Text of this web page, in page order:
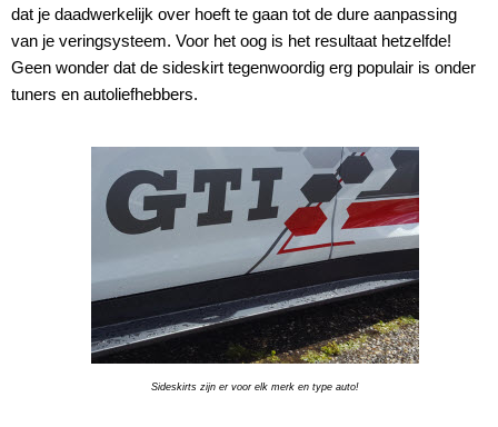
dat je daadwerkelijk over hoeft te gaan tot de dure aanpassing
van je veringsysteem. Voor het oog is het resultaat hetzelfde!
Geen wonder dat de sideskirt tegenwoordig erg populair is onder
tuners en autoliefhebbers.
Sideskirts zijn er voor elk merk en type auto!